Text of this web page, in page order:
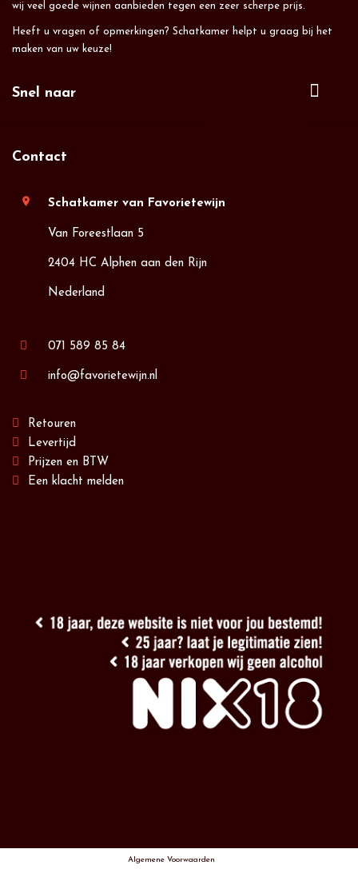
wij veel goede wijnen aanbieden tegen een zeer scherpe prijs.
Heeft u vragen of opmerkingen? Schatkamer helpt u graag bij het
maken van uw keuze!
Snel naar
Contact
location_on Schatkamer van Favorietewijn
Van Foreestlaan 5
2404 HC Alphen aan den Rijn
Nederland
071 589 85 84
info@favorietewijn.nl
Retouren
Levertijd
Prijzen en BTW
Een klacht melden
Algemene Voorwaarden